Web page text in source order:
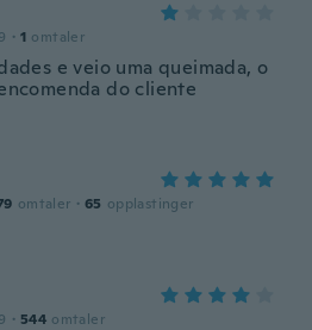
· 1 omtaler
e veio uma queimada, o
do cliente
omtaler · 65 opplastinger
· 544 omtaler